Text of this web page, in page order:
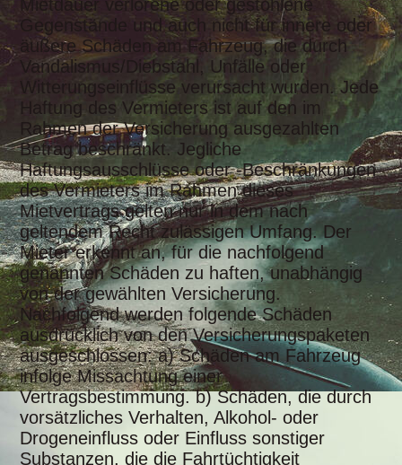
Mietdauer verlorene oder gestohlene
Gegenstände und auch nicht für innere oder
äußere Schäden am Fahrzeug, die durch
Vandalismus/Diebstahl, Unfälle oder
Witterungseinflüsse verursacht wurden. Jede
Haftung des Vermieters ist auf den im
Rahmen der Versicherung ausgezahlten
Betrag beschränkt. Jegliche
Haftungsausschlüsse oder -Beschränkungen
des Vermieters im Rahmen dieses
Mietvertrags gelten nur in dem nach
geltendem Recht zulässigen Umfang. Der
Mieter erkennt an, für die nachfolgend
genannten Schäden zu haften, unabhängig
von der gewählten Versicherung.
Nachfolgend werden folgende Schäden
ausdrücklich von den Versicherungspaketen
ausgeschlossen: a) Schäden am Fahrzeug
infolge Missachtung einer
Vertragsbestimmung. b) Schäden, die durch
vorsätzliches Verhalten, Alkohol- oder
Drogeneinfluss oder Einfluss sonstiger
Substanzen, die die Fahrtüchtigkeit